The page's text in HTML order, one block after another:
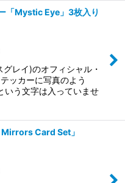
「Mystic Eye」3枚入り
グレイ)のオフィシャル・
ッカーに写真のよう
いう文字は入っていませ
Card Set」